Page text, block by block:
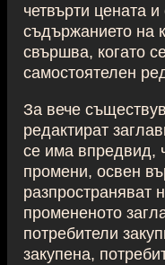
четвърти цената
съдържанието на
свършва, когато
самостоятелен
За вече
редактират
се има впредвид,
промени, освен
разпространяват
промененото
потребители
закупена,